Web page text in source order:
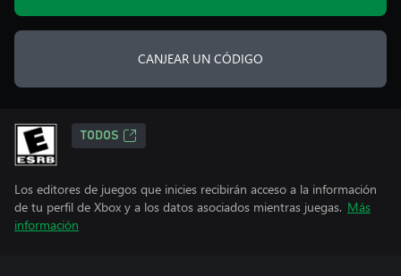
CANJEAR UN CÓDIGO
TODOS
Los editores de juegos que inicies recibirán acceso a la información
de tu perfil de Xbox y a los datos asociados mientras juegas. Más
información